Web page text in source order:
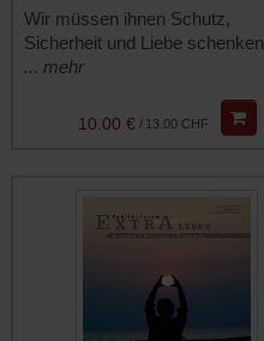
Wir müssen ihnen Schutz,
Sicherheit und Liebe schenken
... mehr
13.00 CHF
/
10.00 €